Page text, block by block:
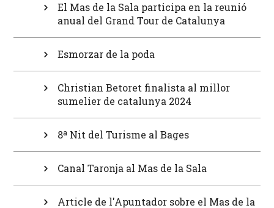
El Mas de la Sala participa en la reunió
anual del Grand Tour de Catalunya
Esmorzar de la poda
Christian Betoret finalista al millor
sumelier de catalunya 2024
8ª Nit del Turisme al Bages
Canal Taronja al Mas de la Sala
Article de l'Apuntador sobre el Mas de la